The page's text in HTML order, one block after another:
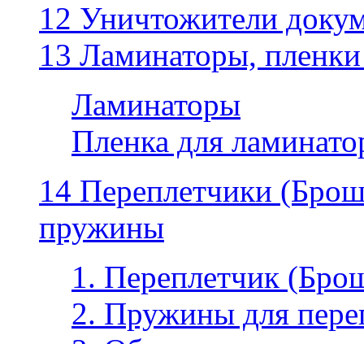
12 Уничтожители
13 Ламинаторы,
Ламинаторы
Пленка для
14 Переплетчики
пружины
1. Переплетчик
2. Пружины для